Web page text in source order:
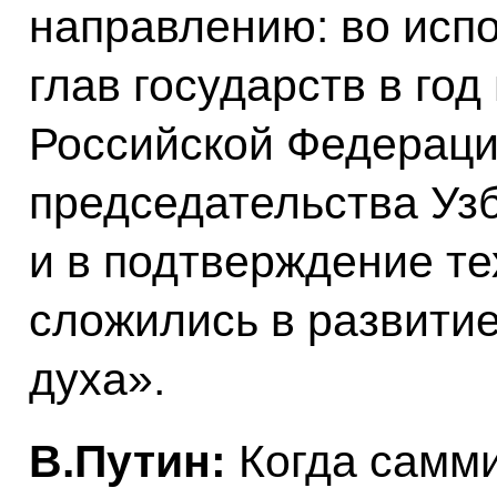
направлению: во
глав государств в
Российской
председательства
и в подтверждение
сложились в
духа».
В.Путин: Когда